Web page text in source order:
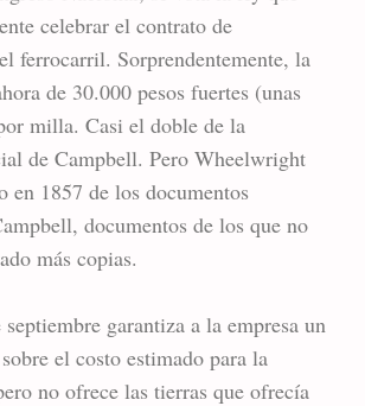
celebrar el contrato de
ferrocarril. Sorprendentemente, la
de 30.000 pesos fuertes (unas
milla. Casi el doble de la
de Campbell. Pero Wheelwright
en 1857 de los documentos
documentos de los que no
más copias.
garantiza a la empresa un
el costo estimado para la
no ofrece las tierras que ofrecía